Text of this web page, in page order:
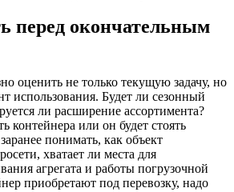
перед окончательным
оценить не только текущую задачу, но
использования. Будет ли сезонный
ли расширение ассортимента?
контейнера или он будет стоять
понимать, как объект
хватает ли места для
агрегата и работы погрузочной
приобретают под перевозку, надо